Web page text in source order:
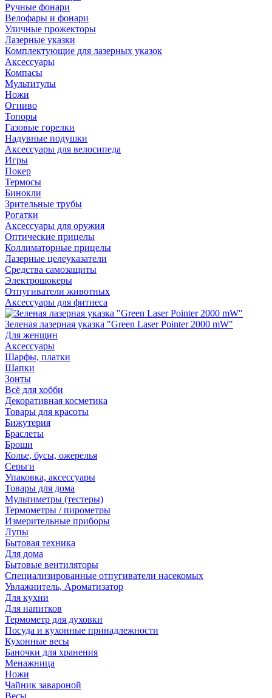
Ручные фонари
Велофары и фонари
Уличные прожекторы
Лазерные указки
Комплектующие для лазерных указок
Аксессуары
Компасы
Мультитулы
Ножи
Огниво
Топоры
Газовые горелки
Надувные подушки
Аксессуары для велосипеда
Игры
Покер
Термосы
Бинокли
Зрительные трубы
Рогатки
Аксессуары для оружия
Оптические прицелы
Коллиматорные прицелы
Лазерные целеуказатели
Средства самозащиты
Электрошокеры
Отпугиватели животных
Аксессуары для фитнеса
Зеленая лазерная указка "Green Laser Pointer 2000 mW"
Для женщин
Аксессуары
Шарфы, платки
Шапки
Зонты
Всё для хобби
Декоративная косметика
Товары для красоты
Бижутерия
Браслеты
Броши
Колье, бусы, ожерелья
Серьги
Упаковка, аксессуары
Товары для дома
Мультиметры (тестеры)
Термометры / пирометры
Измерительные приборы
Лупы
Бытовая техника
Для дома
Бытовые вентиляторы
Специализированные отпугиватели насекомых
Увлажнитель, Ароматизатор
Для кухни
Для напитков
Термометр для духовки
Посуда и кухонные принадлежности
Кухонные весы
Баночки для хранения
Менажница
Ножи
Чайник завароной
Весы